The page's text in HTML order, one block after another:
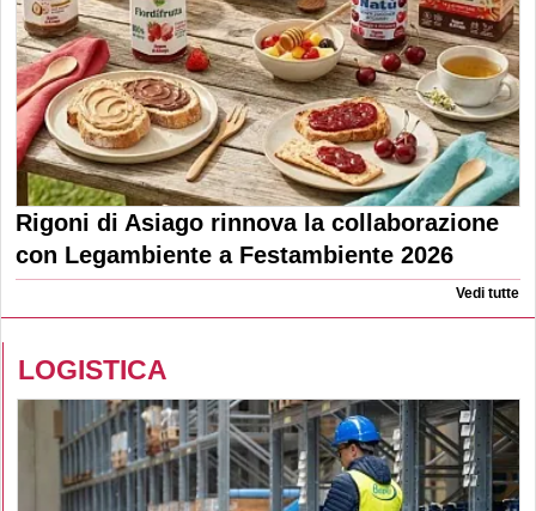
Rigoni di Asiago rinnova la collaborazione
con Legambiente a Festambiente 2026
Vedi tutte
LOGISTICA